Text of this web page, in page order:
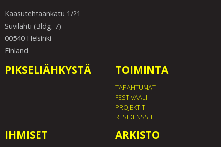
Kaasutehtaankatu 1/21
Suvilahti (Bldg. 7)
00540 Helsinki
Finland
PIKSELIÄHKYSTÄ TOIMINTA
TAPAHTUMAT
FESTIVAALI
PROJEKTIT
RESIDENSSIT
IHMISET ARKISTO